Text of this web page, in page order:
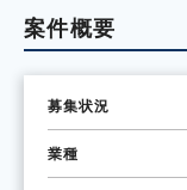
案件概要
募集状況
業種